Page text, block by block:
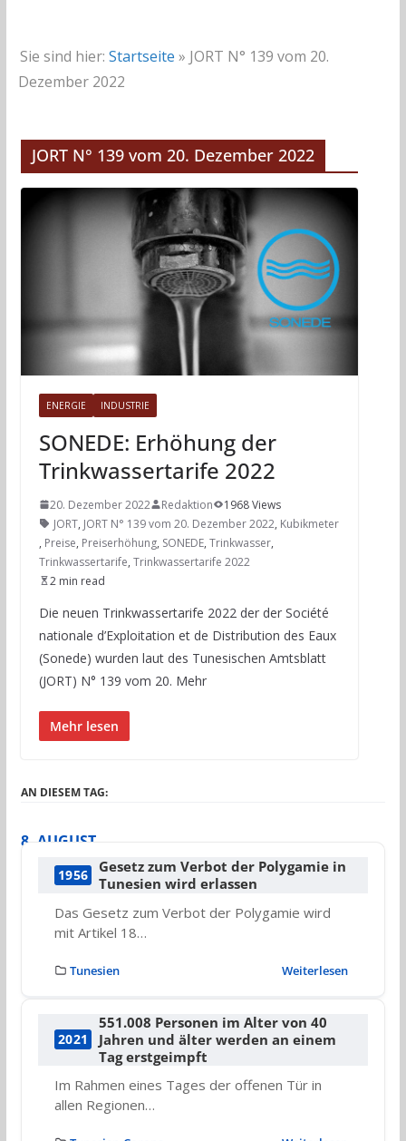
Sie sind hier: Startseite » JORT N° 139 vom 20.
Dezember 2022
JORT N° 139 vom 20. Dezember 2022
ENERGIE INDUSTRIE
SONEDE: Erhöhung der
Trinkwassertarife 2022
20. Dezember 2022 Redaktion
1968 Views
JORT, JORT N° 139 vom 20. Dezember 2022, Kubikmeter
, Preise, Preiserhöhung, SONEDE, Trinkwasser,
Trinkwassertarife, Trinkwassertarife 2022
2 min read
Die neuen Trinkwassertarife 2022 der der Société
nationale d’Exploitation et de Distribution des Eaux
(Sonede) wurden laut des Tunesischen Amtsblatt
(JORT) N° 139 vom 20. Mehr
Mehr lesen
AN DIESEM TAG:
8. AUGUST
1956
Gesetz zum Verbot der Polygamie in
Tunesien wird erlassen
Das Gesetz zum Verbot der Polygamie wird
mit Artikel 18…
Tunesien Weiterlesen
2021
551.008 Personen im Alter von 40
Jahren und älter werden an einem
Tag erstgeimpft
Im Rahmen eines Tages der offenen Tür in
allen Regionen…